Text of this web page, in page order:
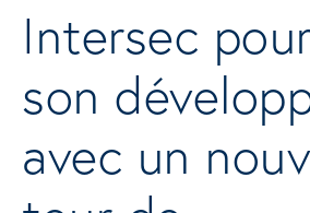
Intersec
son
avec un